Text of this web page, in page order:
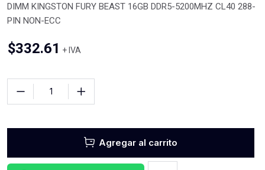
DIMM KINGSTON FURY BEAST 16GB DDR5-5200MHZ CL40 288-
PIN NON-ECC
$332.61 + IVA
Agregar al carrito